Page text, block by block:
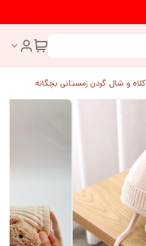
کلاه و شال گردن زمستانی بچگانه